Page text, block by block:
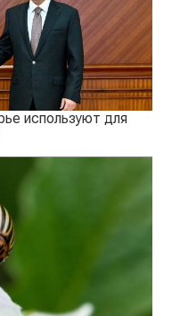
используют для